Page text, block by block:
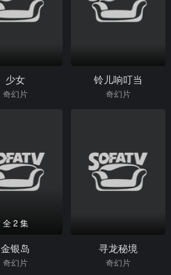
少女
奇幻片
铃儿响叮当
奇幻片
全 2 集
金银岛
奇幻片
寻龙秘境
奇幻片